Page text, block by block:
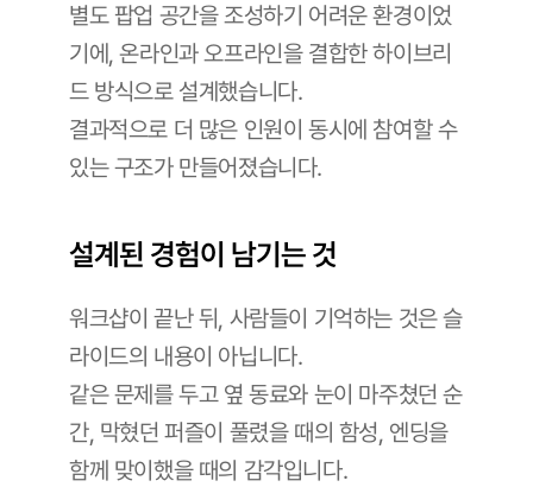
별도 팝업 공간을 조성하기 어려운 환경이었
기에, 온라인과 오프라인을 결합한 하이브리
드 방식으로 설계했습니다.
결과적으로 더 많은 인원이 동시에 참여할 수
있는 구조가 만들어졌습니다.
설계된 경험이 남기는 것
워크샵이 끝난 뒤, 사람들이 기억하는 것은 슬
라이드의 내용이 아닙니다.
같은 문제를 두고 옆 동료와 눈이 마주쳤던 순
간, 막혔던 퍼즐이 풀렸을 때의 함성, 엔딩을
함께 맞이했을 때의 감각입니다.